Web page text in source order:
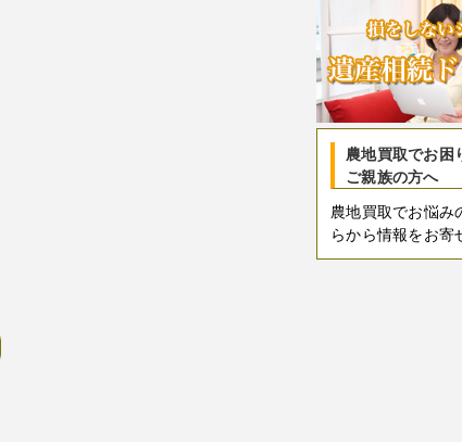
農地買取でお困
ご親族の方へ
農地買取でお悩み
らから情報をお寄